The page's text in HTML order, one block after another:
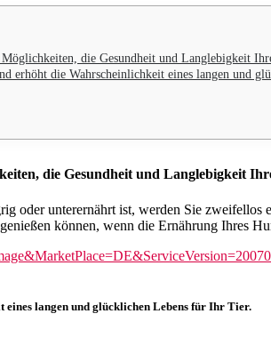
die Gesundheit und Langlebigkeit
erhöht die Wahrscheinlichkeit eines langen und
die Gesundheit und Langlebigkeit
oder unterernährt ist, werden Sie
können, wenn die Ernährung Ihres
langen und glücklichen Lebens für Ihr Tier.